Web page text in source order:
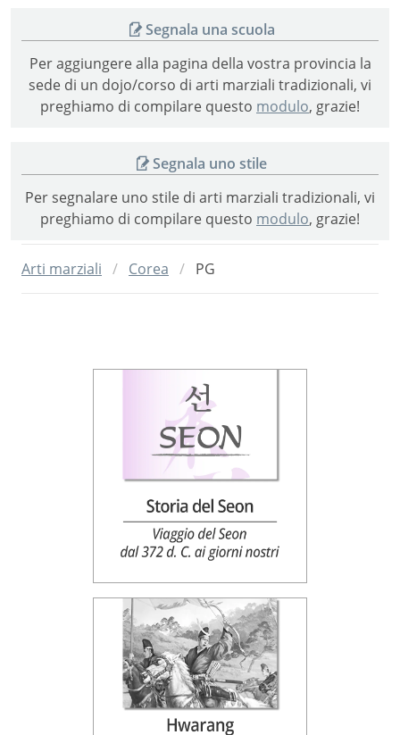
Segnala una scuola
Per aggiungere alla pagina della vostra provincia la
sede di un dojo/corso di arti marziali tradizionali, vi
preghiamo di compilare questo modulo, grazie!
Segnala uno stile
Per segnalare uno stile di arti marziali tradizionali, vi
preghiamo di compilare questo modulo, grazie!
Arti marziali Corea PG